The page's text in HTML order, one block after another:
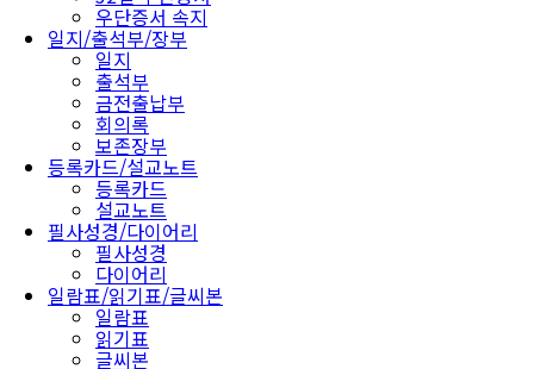
우단증서 속지
일지/출석부/장부
일지
출석부
금전출납부
회의록
보존장부
등록카드/설교노트
등록카드
설교노트
필사성경/다이어리
필사성경
다이어리
일람표/읽기표/글씨본
일람표
읽기표
글씨본